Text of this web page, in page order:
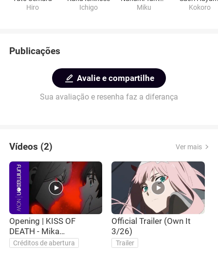
Hiro
Ichigo
Miku
Kokoro
Publicações
Avalie e compartilhe
Sua avaliação e resenha faz a diferança
Vídeos (2) Ver mais
Opening | KISS OF
DEATH - Mika
Nakashima
Créditos de abertura
Official Trailer (Own It
3/26)
Trailer